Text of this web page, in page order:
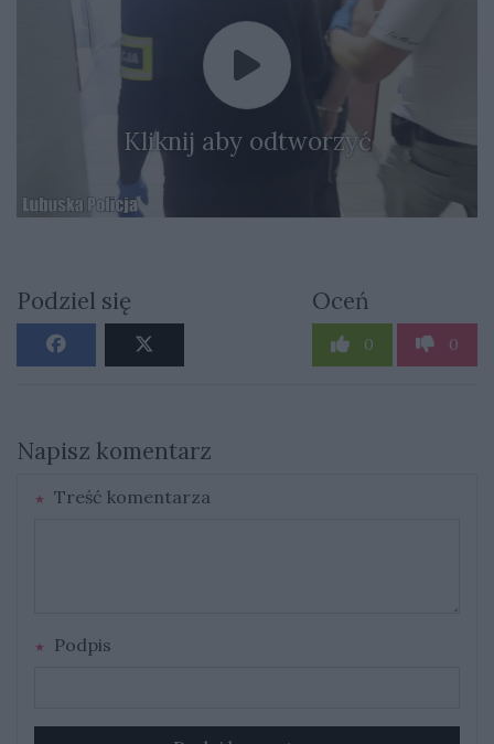
Kliknij aby odtworzyć
Podziel się Oceń
0 0
Napisz komentarz
Treść komentarza
Podpis